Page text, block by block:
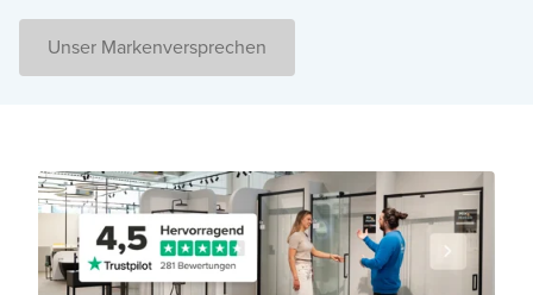
Unser Markenversprechen